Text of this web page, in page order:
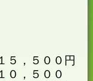
５，５００円
，５００